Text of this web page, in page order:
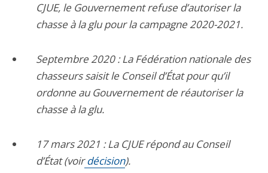
CJUE, le Gouvernement refuse d’autoriser la
chasse à la glu pour la campagne 2020-2021.
Septembre 2020 : La Fédération nationale des
chasseurs saisit le Conseil d’État pour qu’il
ordonne au Gouvernement de réautoriser la
chasse à la glu.
17 mars 2021 : La CJUE répond au Conseil
d’État (voir décision).